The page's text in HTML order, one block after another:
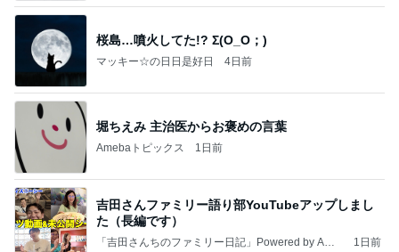
桜島…噴火してた!? Σ(O_O；)
マッキー☆の日日是好日 4日前
堀ちえみ 主治医からお褒めの言葉
Amebaトピックス 1日前
吉田さんファミリー語り部YouTubeアップしまし
た（長編です）
「吉田さんちのファミリー日記」Powered by Ame
1日前